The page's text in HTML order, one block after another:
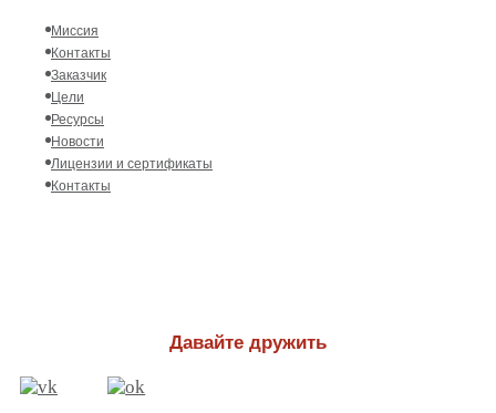
Миссия
Контакты
Заказчик
Цели
Ресурсы
Новости
Лицензии и сертификаты
Контакты
Давайте дружить